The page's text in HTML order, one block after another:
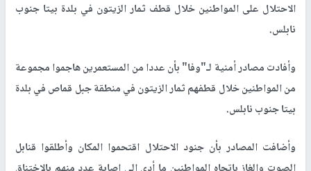
الاحتلال على المواطنين خلال قطف ثمار الزيتون في بلدة بيتا جنوب
نابلس.
وأفادت مصادر أمنية لـ"وفا" بأن عددا من المستعمرين هاجموا مجموعة
من المواطنين خلال قطفهم ثمار الزيتون في منطقة جبل قماص في بلدة
بيتا جنوب نابلس.
وأضافت المصادر بأن جنود الاحتلال اقتحموا المكان وأطلقوا قنابل